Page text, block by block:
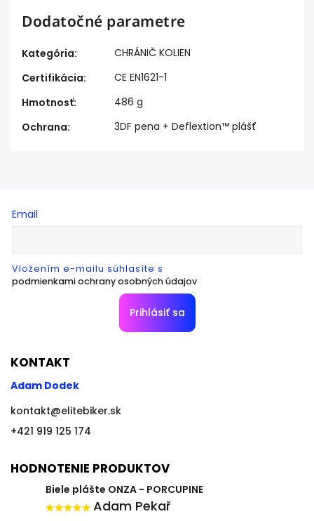
Dodatočné parametre
Kategória:
CHRÁNIČ KOLIEN
Certifikácia:
CE EN1621-1
Hmotnosť:
486 g
Ochrana: 3DF pena + Deflextion™ plášť
Email
Vložením e-mailu súhlasíte s
podmienkami ochrany osobných údajov
Prihlásiť sa
KONTAKT
Adam Dodek
kontakt@elitebiker.sk
+421 919 125 174
HODNOTENIE PRODUKTOV
Biele plášte ONZA - PORCUPINE
Adam Pekař